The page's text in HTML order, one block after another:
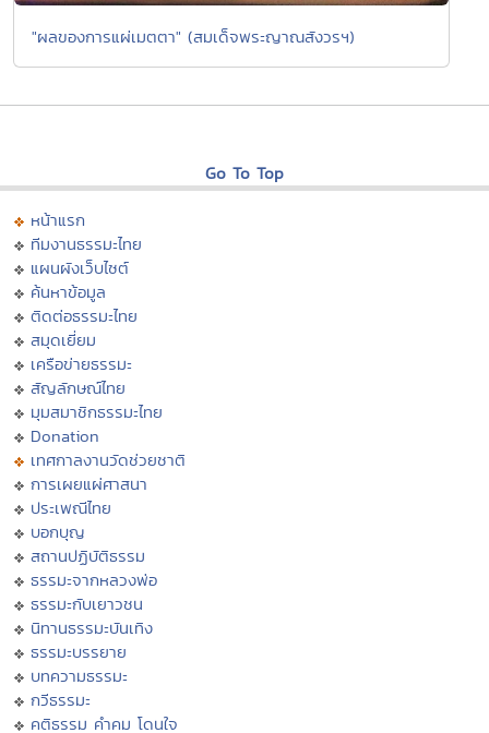
"ผลของการแผ่เมตตา" (สมเด็จพระญาณสังวรฯ)
Go To Top
หน้าแรก
ทีมงานธรรมะไทย
แผนผังเว็บไซต์
ค้นหาข้อมูล
ติดต่อธรรมะไทย
สมุดเยี่ยม
เครือข่ายธรรมะ
สัญลักษณ์ไทย
มุมสมาชิกธรรมะไทย
Donation
เทศกาลงานวัดช่วยชาติ
การเผยแผ่ศาสนา
ประเพณีไทย
บอกบุญ
สถานปฏิบัติธรรม
ธรรมะจากหลวงพ่อ
ธรรมะกับเยาวชน
นิทานธรรมะบันเทิง
ธรรมะบรรยาย
บทความธรรมะ
กวีธรรมะ
คติธรรม คำคม โดนใจ